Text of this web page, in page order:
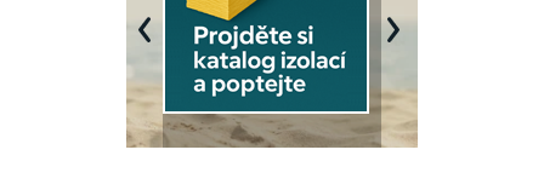
Previous Next